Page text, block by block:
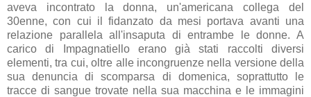
aveva incontrato la donna, un'americana collega del
30enne, con cui il fidanzato da mesi portava avanti una
relazione parallela all'insaputa di entrambe le donne. A
carico di Impagnatiello erano già stati raccolti diversi
elementi, tra cui, oltre alle incongruenze nella versione della
sua denuncia di scomparsa di domenica, soprattutto le
tracce di sangue trovate nella sua macchina e le immagini